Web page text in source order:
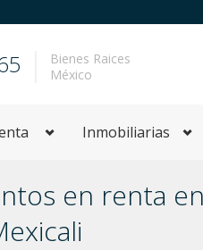
Bienes Raices
México
Inmobiliarias
en renta